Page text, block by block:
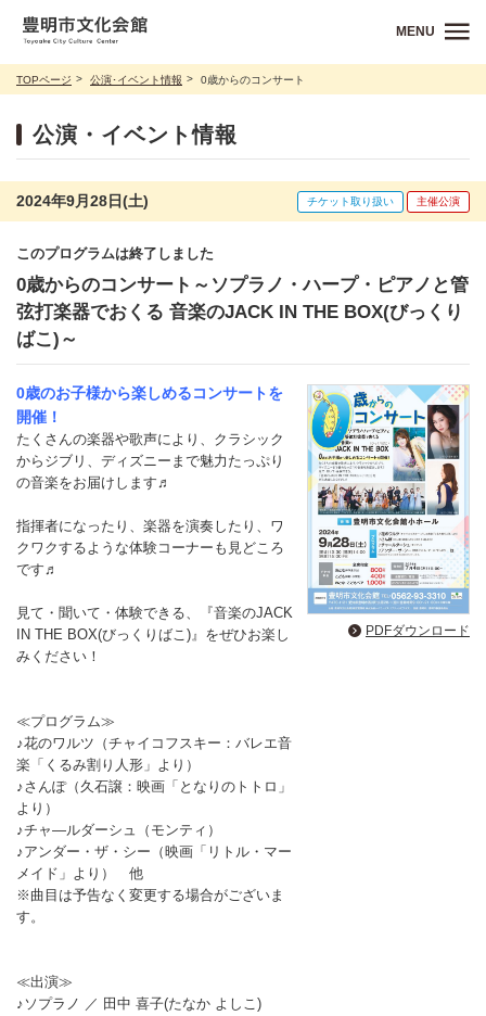
MENU
TOPページ 公演･イベント情報 0歳からのコンサート
公演・イベント情報
2024年9月28日(土) チケット取り扱い 主催公演
このプログラムは終了しました
0歳からのコンサート～ソプラノ・ハープ・ピアノと管
弦打楽器でおくる 音楽のJACK IN THE BOX(びっくり
ばこ)～
0歳のお子様から楽しめるコンサートを
開催！
たくさんの楽器や歌声により、クラシック
からジブリ、ディズニーまで魅力たっぷり
の音楽をお届けします♬
指揮者になったり、楽器を演奏したり、ワ
クワクするような体験コーナーも見どころ
です♬
見て・聞いて・体験できる、『音楽のJACK
IN THE BOX(びっくりばこ)』をぜひお楽し
みください！
≪プログラム≫
♪花のワルツ（チャイコフスキー：バレエ音
楽「くるみ割り人形」より）
♪さんぽ（久石譲：映画「となりのトトロ」
より）
♪チャ―ルダーシュ（モンティ）
♪アンダー・ザ・シー（映画「リトル・マー
メイド」より） 他
※曲目は予告なく変更する場合がございま
す。
≪出演≫
♪ソプラノ ／ 田中 喜子(たなか よしこ)
PDFダウンロード